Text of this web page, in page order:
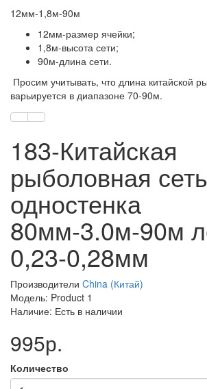
12мм-1,8м-90м
12мм-размер ячейки;
1,8м-высота сети;
90м-длина сети.
Просим учитывать, что длина китайской
варьируется в диапазоне 70-90м.
183-Китайская
рыболовная сеть
одностенка
80мм-3.0м-90м
0,23-0,28мм
Производители China (Китай)
Модель: Product 1
Наличие: Есть в наличии
995р.
Количество